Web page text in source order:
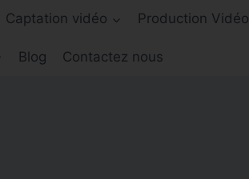
Captation vidéo Production Vidéo
Blog Contactez nous